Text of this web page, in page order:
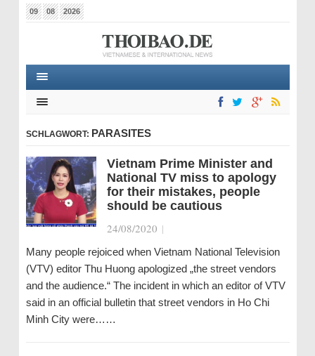
09 08 2026
SCHLAGWORT: PARASITES
Vietnam Prime Minister and
National TV miss to apology
for their mistakes, people
should be cautious
24/08/2020 |
Many people rejoiced when Vietnam National Television
(VTV) editor Thu Huong apologized „the street vendors
and the audience.“ The incident in which an editor of VTV
said in an official bulletin that street vendors in Ho Chi
Minh City were……